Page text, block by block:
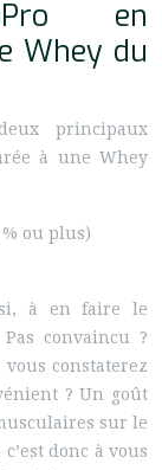
en
Whey du
principaux
à une Whey
ou plus)
à en faire le
convaincu ?
constaterez
? Un goût
sur le
donc à vous